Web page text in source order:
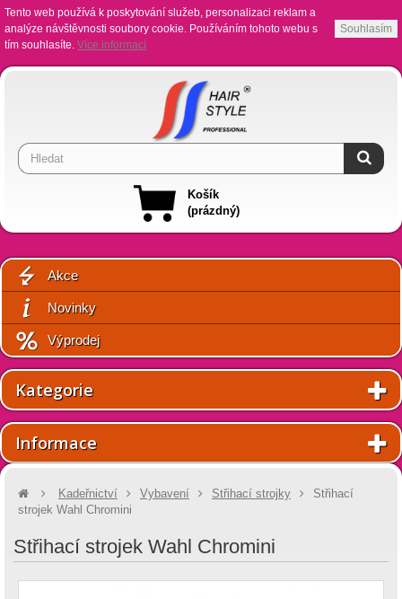
Tento web používá k poskytování služeb, personalizaci reklam a
analýze návštěvnosti soubory cookie. Používáním tohoto webu s
tím souhlasíte. Více informací
Souhlasím
Košík
(prázdný)
Akce
Novinky
Výprodej
Kategorie
Informace
Kadeřnictví Vybavení Střihací strojky
Střihací
strojek Wahl Chromini
Střihací strojek Wahl Chromini